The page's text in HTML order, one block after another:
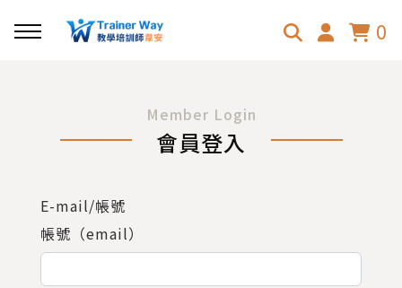
0
主題課程
OGSM目標管理
Member Login
會員登入
E-mail/帳號
帳號（email）